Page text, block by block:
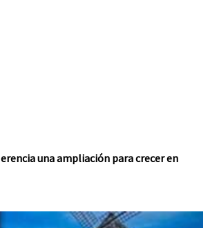
una ampliación para crecer en